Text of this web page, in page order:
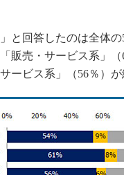
と回答したのは全体の
販売・サービス系」
ービス系」（56％）が